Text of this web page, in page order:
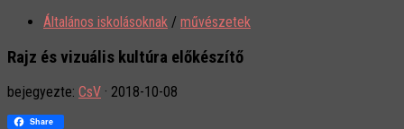
Általános iskolásoknak / művészetek
Rajz és vizuális kultúra előkészítő
bejegyezte: CsV · 2018-10-08
Share